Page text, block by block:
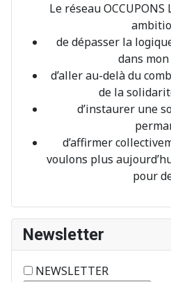
Le réseau OCCUPONS
de dépasser la
dans
d’aller au-delà du
de la
d’instaurer une
d’affirmer
voulons plus
pour
Newsletter
NEWSLETTER